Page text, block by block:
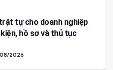
tự cho doanh nghiệp
hồ sơ và thủ tục
2026